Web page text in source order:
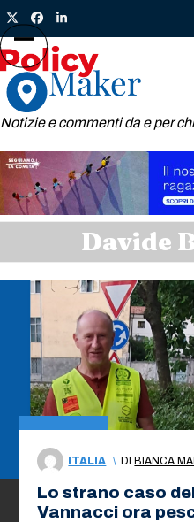
Skip
to
content
TwitterFacebook
LinkedIn
Notizie e commenti da e per
Open
mobile
menu
Close
mobile
menu
Davide
ITALIA \ DIBIANCA
Lo strano caso
Vannacci ora